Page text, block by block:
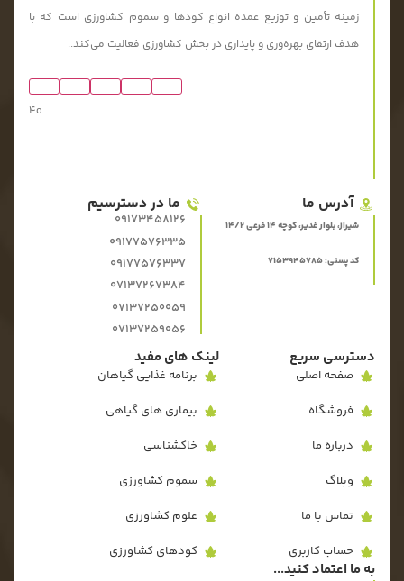
زمینه تأمین و توزیع عمده انواع کودها و سموم کشاورزی است که با
هدف ارتقای بهره‌وری و پایداری در بخش کشاورزی فعالیت می‌کند..
4o
آدرس ما
شیراز، بلوار غدیر، کوچه 14 فرعی 14/2
کد پستی: 7153945785
ما در دسترسیم
09173458126
09177576335
09177576337
07137267384
07137250059
07137259056
دسترسی سریع
صفحه اصلی
فروشگاه
درباره ما
وبلاگ
تماس با ما
حساب کاربری
لینک های مفید
برنامه غذایی گیاهان
بیماری های گیاهی
خاکشناسی
سموم کشاورزی
علوم کشاورزی
کودهای کشاورزی
به ما اعتماد کنید...